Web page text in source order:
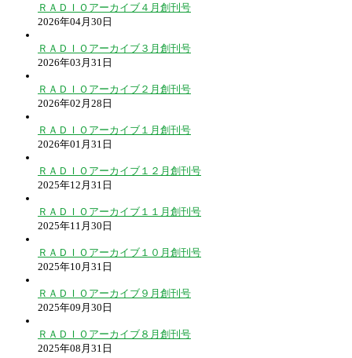
ＲＡＤＩＯアーカイブ４月創刊号
2026年04月30日
ＲＡＤＩＯアーカイブ３月創刊号
2026年03月31日
ＲＡＤＩＯアーカイブ２月創刊号
2026年02月28日
ＲＡＤＩＯアーカイブ１月創刊号
2026年01月31日
ＲＡＤＩＯアーカイブ１２月創刊号
2025年12月31日
ＲＡＤＩＯアーカイブ１１月創刊号
2025年11月30日
ＲＡＤＩＯアーカイブ１０月創刊号
2025年10月31日
ＲＡＤＩＯアーカイブ９月創刊号
2025年09月30日
ＲＡＤＩＯアーカイブ８月創刊号
2025年08月31日